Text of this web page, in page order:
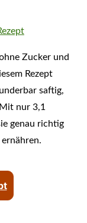
Zucker und
Rezept
saftig,
nur 3,1
genau richtig